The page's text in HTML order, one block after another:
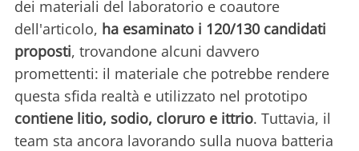
dei materiali del laboratorio e coautore
dell'articolo, ha esaminato i 120/130 candidati
proposti, trovandone alcuni davvero
promettenti: il materiale che potrebbe rendere
questa sfida realtà e utilizzato nel prototipo
contiene litio, sodio, cloruro e ittrio. Tuttavia, il
team sta ancora lavorando sulla nuova batteria